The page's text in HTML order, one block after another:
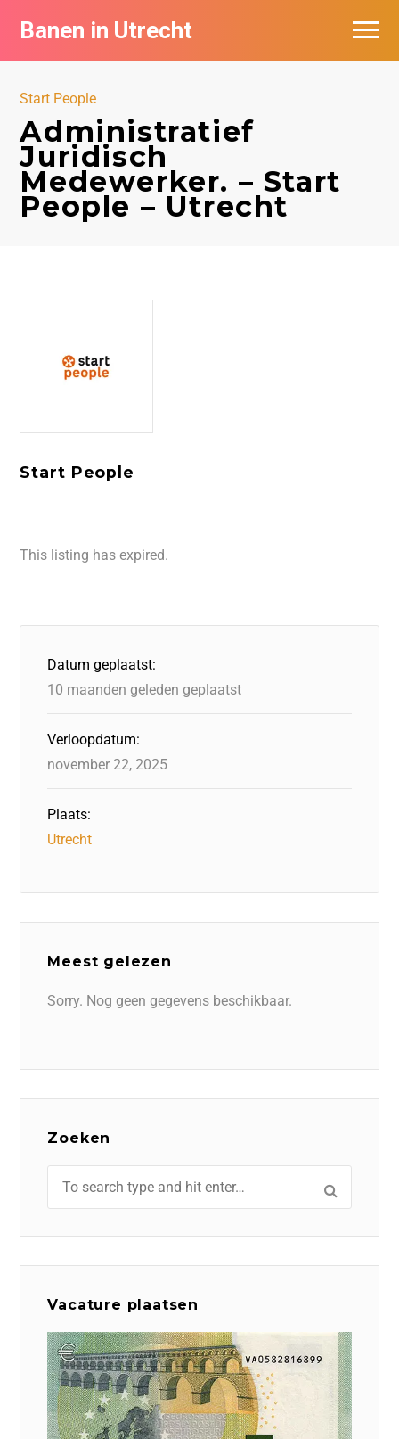
Banen in Utrecht
Start People
Administratief
Juridisch
Medewerker. – Start
People – Utrecht
Start People
This listing has expired.
Datum geplaatst:
10 maanden geleden geplaatst
Verloopdatum:
november 22, 2025
Plaats:
Utrecht
Meest gelezen
Sorry. Nog geen gegevens beschikbaar.
Zoeken
Vacature plaatsen
Vacatures per bedrijf in Utrecht
De populairste vacatures in Utrecht